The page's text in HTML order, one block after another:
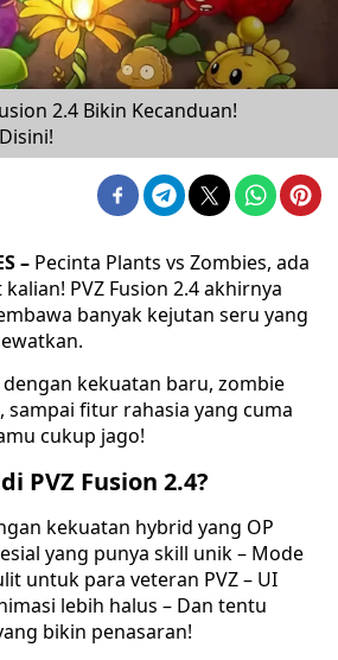
2.4 Bikin Kecanduan!
– Pecinta Plants vs Zombies, ada
PVZ Fusion 2.4 akhirnya
banyak kejutan seru yang
kekuatan baru, zombie
sampai fitur rahasia yang cuma
cukup jago!
PVZ Fusion 2.4?
kekuatan hybrid yang OP
yang punya skill unik – Mode
untuk para veteran PVZ – UI
lebih halus – Dan tentu
bikin penasaran!